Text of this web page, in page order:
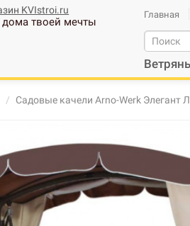
твоей мечты
Главная
Садовые качели Arno-Werk Элегант